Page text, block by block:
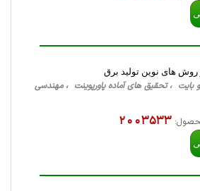
روش های نوین تولید برق
1466 کیلو بایت ، تحقیق های آماده پاورپوینت ، مهندسی
2003533